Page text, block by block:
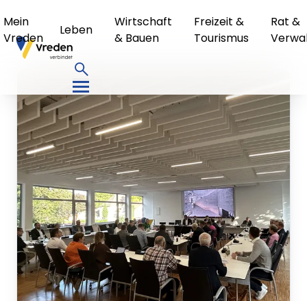
Mein
Vreden
Leben
Wirtschaft
& Bauen
Freizeit &
Tourismus
Rat &